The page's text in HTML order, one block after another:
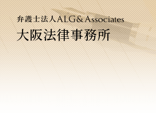
大阪法律事務所